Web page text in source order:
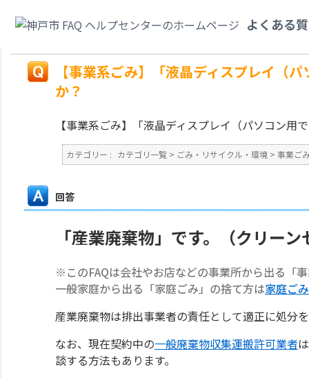
よくある
いいですか？
【事業系ごみ】「液晶ディスプレイ（
か？
【事業系ごみ】「液晶ディスプレイ（パソコン
カテゴリー : カテゴリ一覧 > ごみ・リサイクル・環境 > 事業ご
回答
「産業廃棄物」です。（クリー
※このFAQは会社やお店などの事業所から出る「
一般家庭から出る「家庭ごみ」の捨て方は家庭ご
産業廃棄物は排出事業者の責任として適正に処分
なお、現在契約中の一般廃棄物収集運搬許可業者
談する方法もあります。